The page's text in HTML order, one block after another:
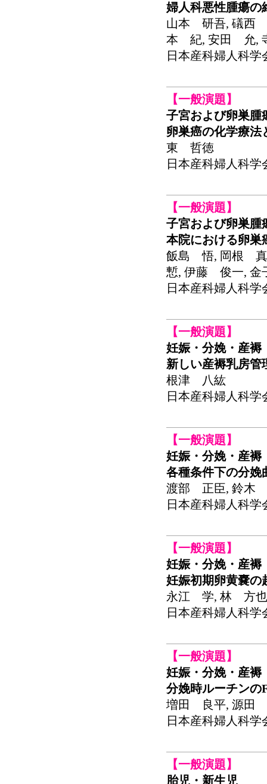
婦人科悪性腫瘍の
山本 研吾, 礒西
本 紀, 安田 允,
日本産科婦人科学
【一般演題】
子宮および卵巣腫
卵巣癌の化学療法
東 哲徳
日本産科婦人科学
【一般演題】
子宮および卵巣腫
本院における卵巣
飯島 悟, 岡根
慙, 伊藤 俊一,
日本産科婦人科学
【一般演題】
妊娠・分娩・産褥
新しい産褥乳房管
根津 八紘
日本産科婦人科学
【一般演題】
妊娠・分娩・産褥
各種条件下の分娩
渡部 正臣, 鈴木
日本産科婦人科学
【一般演題】
妊娠・分娩・産褥
妊娠初期卵黄嚢の
永江 学, 林 方
日本産科婦人科学
【一般演題】
妊娠・分娩・産褥
分娩時ルーチンの
増田 良平, 源田
日本産科婦人科学
【一般演題】
胎児・新生児